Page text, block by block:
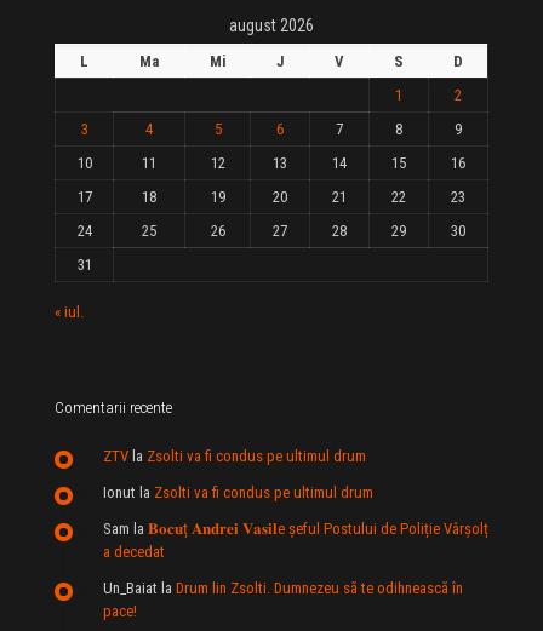
august 2026
L Ma Mi J V S
D
1
2
3
4 5 6 7 8
9
10
11 12 13 14 15
16
17
18 19 20 21 22
23
24
25 26 27 28 29
30
31
« iul.
Comentarii recente
ZTV la Zsolti va fi condus pe ultimul drum
Ionut la Zsolti va fi condus pe ultimul drum
Sam la 𝐁𝐨𝐜𝐮ț 𝐀𝐧𝐝𝐫𝐞𝐢 𝐕𝐚𝐬𝐢𝐥e şeful Postului de Poliție Vârșolț
a decedat
Un_Baiat la Drum lin Zsolti. Dumnezeu sã te odihneascã în
pace!